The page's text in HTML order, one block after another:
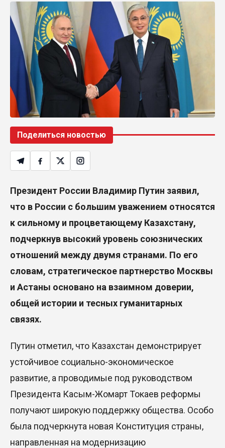
Поделиться новостью
Президент России Владимир Путин заявил,
что в России с большим уважением относятся
к сильному и процветающему Казахстану,
подчеркнув высокий уровень союзнических
отношений между двумя странами. По его
словам, стратегическое партнерство Москвы
и Астаны основано на взаимном доверии,
общей истории и тесных гуманитарных
связях.
Путин отметил, что Казахстан демонстрирует
устойчивое социально-экономическое
развитие, а проводимые под руководством
Президента Касым-Жомарт Токаев реформы
получают широкую поддержку общества. Особо
была подчеркнута новая Конституция страны,
направленная на модернизацию